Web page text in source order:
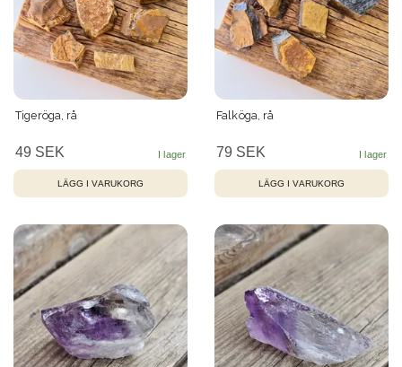
Tigeröga, rå
49 SEK
Falköga, rå
79 SEK